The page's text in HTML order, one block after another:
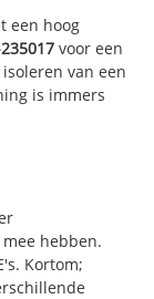
een hoog
voor een
van een
is immers
hebben.
Kortom;